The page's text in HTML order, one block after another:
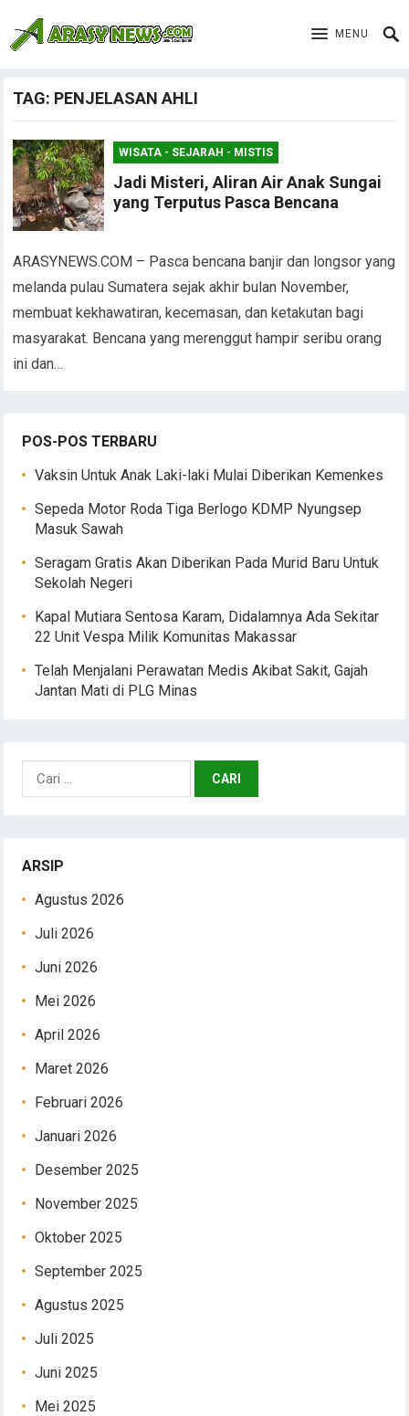
MENU
TAG: PENJELASAN AHLI
WISATA - SEJARAH - MISTIS
Jadi Misteri, Aliran Air Anak Sungai
yang Terputus Pasca Bencana
ARASYNEWS.COM – Pasca bencana banjir dan longsor yang
melanda pulau Sumatera sejak akhir bulan November,
membuat kekhawatiran, kecemasan, dan ketakutan bagi
masyarakat. Bencana yang merenggut hampir seribu orang
ini dan…
POS-POS TERBARU
Vaksin Untuk Anak Laki-laki Mulai Diberikan Kemenkes
Sepeda Motor Roda Tiga Berlogo KDMP Nyungsep
Masuk Sawah
Seragam Gratis Akan Diberikan Pada Murid Baru Untuk
Sekolah Negeri
Kapal Mutiara Sentosa Karam, Didalamnya Ada Sekitar
22 Unit Vespa Milik Komunitas Makassar
Telah Menjalani Perawatan Medis Akibat Sakit, Gajah
Jantan Mati di PLG Minas
Cari
untuk:
ARSIP
Agustus 2026
Juli 2026
Juni 2026
Mei 2026
April 2026
Maret 2026
Februari 2026
Januari 2026
Desember 2025
November 2025
Oktober 2025
September 2025
Agustus 2025
Juli 2025
Juni 2025
Mei 2025